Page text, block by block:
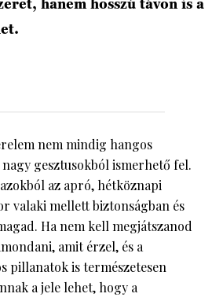
hanem hosszú távon is a
nem mindig hangos
gesztusokból ismerhető fel.
az apró, hétköznapi
valaki mellett biztonságban és
Ha nem kell megjátszanod
amit érzel, és a
pillanatok is természetesen
a jele lehet, hogy a